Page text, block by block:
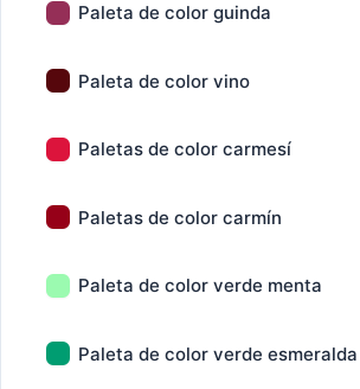
Paleta de color guinda
Paleta de color vino
Paletas de color carmesí
Paletas de color carmín
Paleta de color verde menta
Paleta de color verde esmeralda